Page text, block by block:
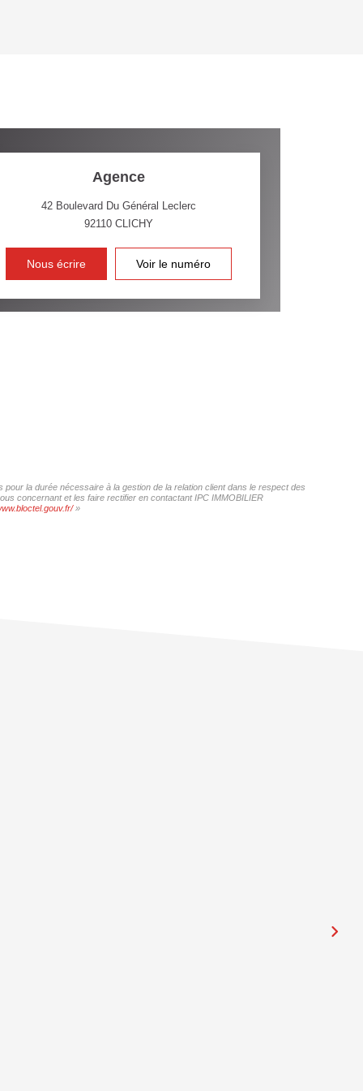
Agence
42 Boulevard Du Général Leclerc
92110 CLICHY
Nous écrire Voir le numéro
la durée nécessaire à la gestion de la relation client dans le respect des
concernant et les faire rectifier en contactant IPC IMMOBILIER
»